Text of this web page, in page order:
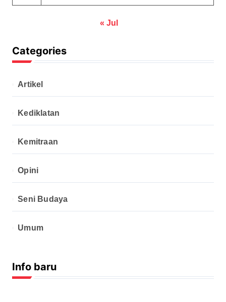
« Jul
Categories
Artikel
Kediklatan
Kemitraan
Opini
Seni Budaya
Umum
Info baru